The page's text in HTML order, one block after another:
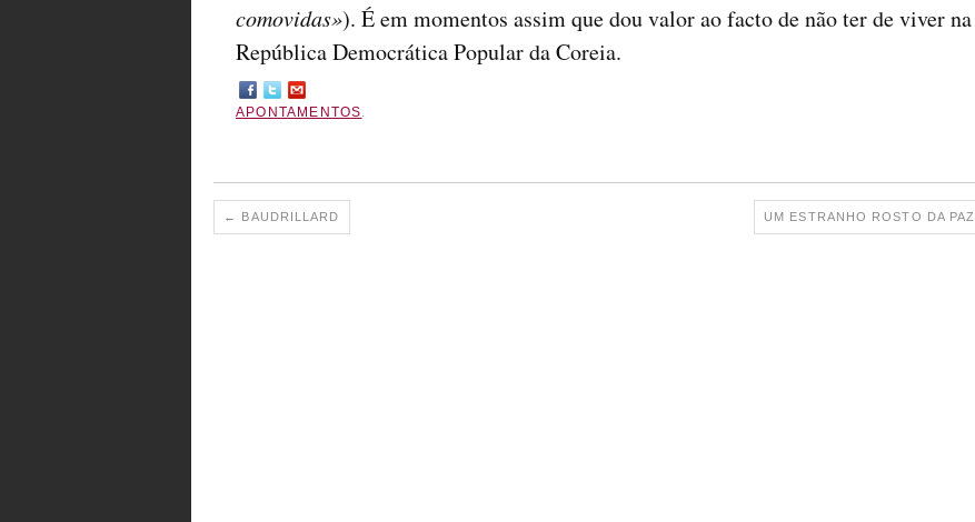
comovidas»). É em momentos assim que dou valor ao facto de não ter de viver na
República Democrática Popular da Coreia.
APONTAMENTOS.
← BAUDRILLARD UM ESTRANHO ROSTO DA PAZ